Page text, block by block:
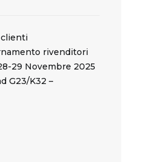
rivenditori
29 Novembre 2025
G23/K32 –